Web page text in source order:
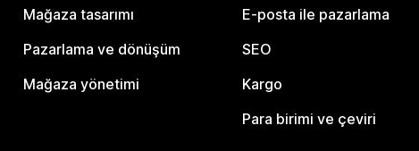
Mağaza tasarımı
Pazarlama ve dönüşüm
Mağaza yönetimi
E-posta ile pazarlama
SEO
Kargo
Para birimi ve çeviri